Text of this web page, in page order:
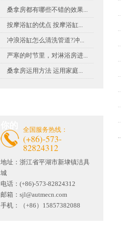
桑拿房都有哪些不错的效果...
按摩浴缸的优点 按摩浴缸...
冲浪浴缸怎么清洗管道?冲...
严寒的时节里，对淋浴房进...
桑拿房运用方法 运用家庭...
全国服务热线：
(+86)-573-
82824312
地址： 浙江省平湖市新埭镇洁具
城
电话：(+86)-573-82824312
邮箱： sjl@autmecn.com
手机：（+86）15857382088